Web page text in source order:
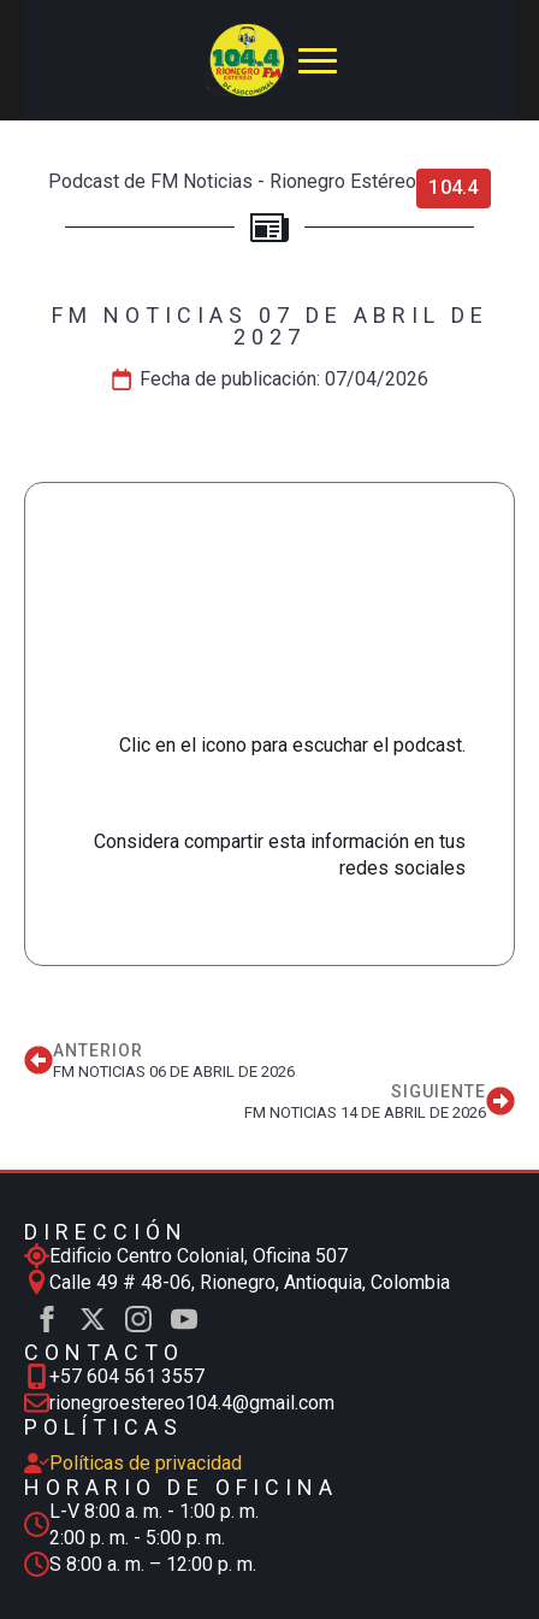
Podcast de FM Noticias - Rionegro Estéreo 104.4
FM NOTICIAS 07 DE ABRIL DE
2027
Fecha de publicación: 07/04/2026
Clic en el icono para escuchar el podcast.
Considera compartir esta información en tus
redes sociales
ANTERIOR
FM NOTICIAS 06 DE ABRIL DE 2026
SIGUIENTE
FM NOTICIAS 14 DE ABRIL DE 2026
DIRECCIÓN
Edificio Centro Colonial, Oficina 507
Calle 49 # 48-06, Rionegro, Antioquia, Colombia
CONTACTO
+57 604 561 3557
rionegroestereo104.4@gmail.com
POLÍTICAS
Políticas de privacidad
HORARIO DE OFICINA
L-V 8:00 a. m. - 1:00 p. m.
2:00 p. m. - 5:00 p. m.
S 8:00 a. m. – 12:00 p. m.